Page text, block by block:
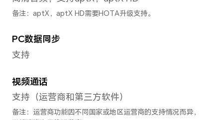
前置摄像头视频拍摄
最大支持1080p（2520×1080
拍摄功能